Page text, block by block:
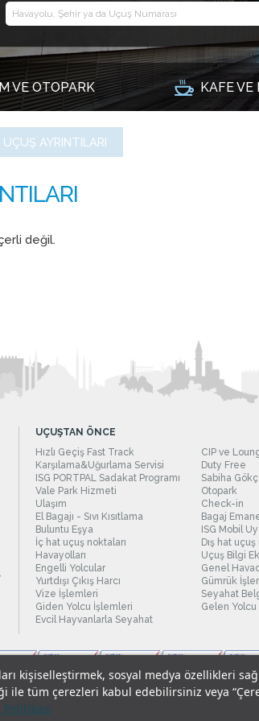
kişiselleştirmek, sosyal medya özellikleri
ile tüm çerezleri kabul edebilirsiniz veya
Politikası
VE OTOPARK KAFE VE
UÇUŞ AYRINTILARI
değil.
UÇUŞTAN ÖNCE
Hızlı Geçiş Fast Track
CIP ve
Karşılama&Uğurlama Servisi
Duty Free
ISG PORTPAL Sadakat Programı
Sabiha
Vale Park Hizmeti
Otopark
Ulaşım
Check-in
El Bagajı - Sıvı Kısıtlama
Bagaj
Buluntu Eşya
ISG Mobil
İç hat uçuş noktaları
Dış hat uçuş
Havayolları
Uçuş Bilgi
Engelli Yolcular
Genel
Yurtdışı Çıkış Harcı
Gümrük
Vize İşlemleri
Seyahat
Giden Yolcu İşlemleri
Gelen
Evcil Hayvanlarla Seyahat